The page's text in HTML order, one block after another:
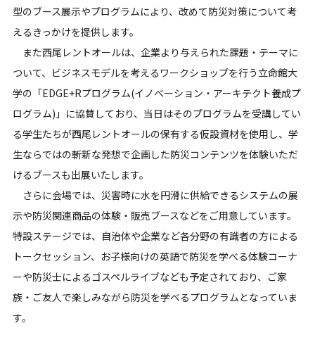
型のブース展示やプログラムにより、改めて防災対策について考
えるきっかけを提供します。
また西尾レントオールは、企業より与えられた課題・テーマに
ついて、ビジネスモデルを考えるワークショップを行う立命館大
学の「EDGE+Rプログラム(イノベーション・アーキテクト養成プ
ログラム)」に協賛しており、当日はそのプログラムを受講してい
る学生たちが西尾レントオールの保有する仮設資材を使用し、学
生ならではの斬新な発想で企画した防災コンテンツを体験いただ
けるブースも出展いたします。
さらに会場では、災害時に水を円滑に供給できるシステムの展
示や防災関連商品の体験・販売ブースなどをご用意しています。
特設ステージでは、自治体や企業など各分野の有識者の方による
トークセッション、お子様向けの英語で防災を学べる体験コーナ
ーや防災士によるゴスペルライブなども予定されており、ご家
族・ご友人で楽しみながら防災を学べるプログラムとなっていま
す。